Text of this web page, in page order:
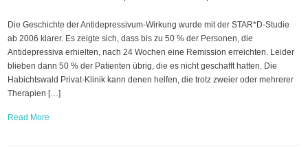
Die Geschichte der Antidepressivum-Wirkung wurde mit der STAR*D-Studie
ab 2006 klarer. Es zeigte sich, dass bis zu 50 % der Personen, die
Antidepressiva erhielten, nach 24 Wochen eine Remission erreichten. Leider
blieben dann 50 % der Patienten übrig, die es nicht geschafft hatten. Die
Habichtswald Privat-Klinik kann denen helfen, die trotz zweier oder mehrerer
Therapien […]
Read More